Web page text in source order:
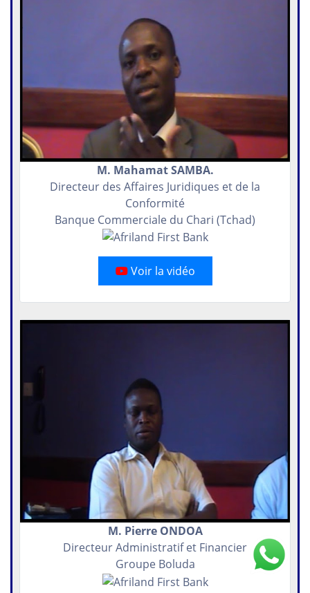
M. Mahamat SAMBA.
Directeur des Affaires Juridiques et de la
Conformité
Banque Commerciale du Chari (Tchad)
Voir la vidéo
M. Pierre ONDOA
Directeur Administratif et Financier
Groupe Boluda